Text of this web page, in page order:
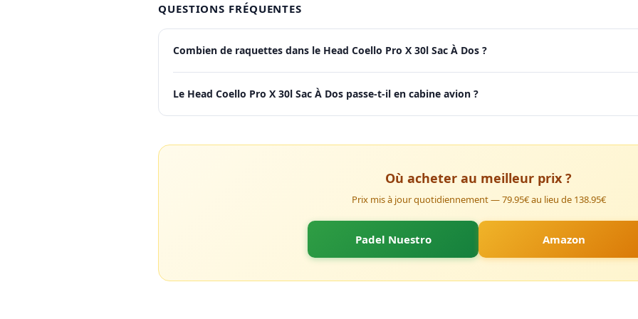
QUESTIONS FRÉQUENTES
Combien de raquettes dans le Head Coello Pro X 30l Sac À Dos ?
Le Head Coello Pro X 30l Sac À Dos passe-t-il en cabine avion ?
Où acheter au meilleur prix ?
Prix mis à jour quotidiennement — 79.95€ au lieu de 138.95€
Padel Nuestro Amazon